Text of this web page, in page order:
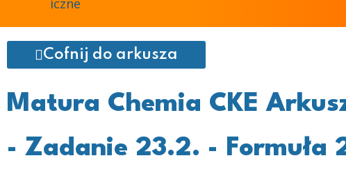
Cofnij do arkusza
Matura Chemia CKE
- Zadanie 23.2. - Formuła